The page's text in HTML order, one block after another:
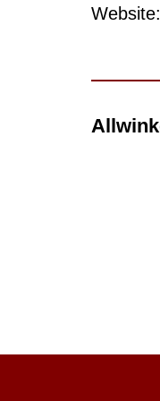
Website: